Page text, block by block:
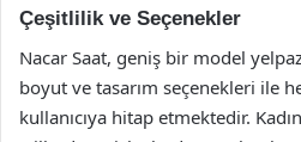
Çeşitlilik ve Seçenekler
Nacar Saat, geniş bir model
boyut ve tasarım seçenekleri ile
kullanıcıya hitap etmektedir.